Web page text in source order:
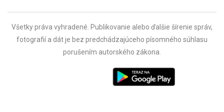
Všetky práva vyhradené. Publikovanie alebo ďalšie šírenie správ,
fotografií a dát je bez predchádzajúceho písomného súhlasu
porušením autorského zákona.